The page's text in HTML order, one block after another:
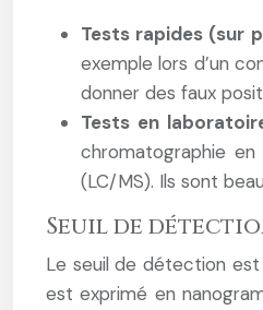
Tests rapides (sur
exemple lors d’un
donner des faux
Tests en
chromatographie
(LC/MS). Ils sont
Seuil de
Le seuil de détection
est exprimé en